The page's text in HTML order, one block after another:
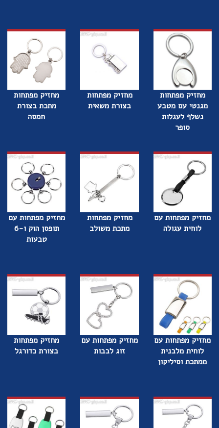
מחזיק מפתחות
מגנטי עם מטבע
נשלף לעגלות
סופר
מחזיק מפתחות
בצורת משאית
מחזיק מפתחות
מתכת בצורת
חמסה
מחזיק מפתחות עם
לוחית עגולה
מחזיק מפתחות
מתכת משולב
מחזיק מפתחות עם
תופסן הוק ו-6
טבעות
מחזיק מפתחות עם
לוחית מלבנית
ממתכת וסיליקון
מחזיק מפתחות עם
זוג לבבות
מחזיק מפתחות
בצורת כדורגל